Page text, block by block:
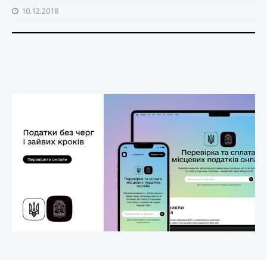
10.12.2018